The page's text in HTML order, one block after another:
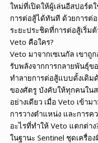
ใหม่ที่เปิดให้ผู้เล่นอีสปอร์ต
การต่อสู้ได้ทันที ด้วยการต่
ระยะประชิดที่การต่อสู้เริ่ม
Veto คือใคร?
Veto มาจากเซเนกัล เขา
รับพลังจากการกลายพันธุ์ข
ทำลายการต่อสู้แบบดั้งเดิม
ของศัตรู บังคับให้ทุกคนใน
อย่างเดียว เมื่อ Veto เข้า
การวางตำแหน่ง และการค
อะไรที่ทำให้ Veto แตกต่าง
ในฐานะ Sentinel ชุดเครื่อ